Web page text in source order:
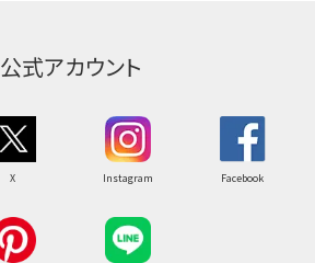
公式アカウント
X Instagram Facebook